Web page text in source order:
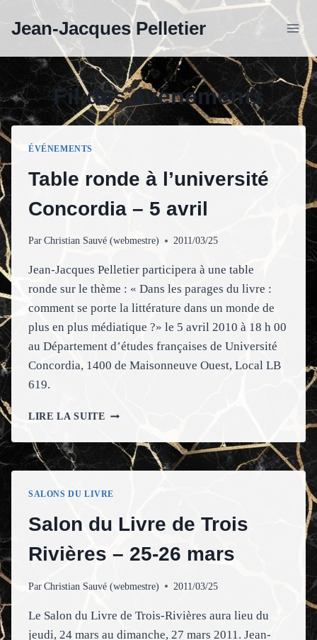
Jean-Jacques Pelletier
Fil des événements
ÉVÉNEMENTS
Table ronde à l’université
Concordia – 5 avril
Par Christian Sauvé (webmestre) 2011/03/25
Jean-Jacques Pelletier participera à une table
ronde sur le thème : « Dans les parages du livre :
comment se porte la littérature dans un monde de
plus en plus médiatique ?» le 5 avril 2010 à 18 h 00
au Département d’études françaises de Université
Concordia, 1400 de Maisonneuve Ouest, Local LB
619.
LIRE LA SUITE TABLE
À
L’UNIVERSITÉ
CONCORDIA
AVRIL
SALONS DU LIVRE
Salon du Livre de Trois
Rivières – 25-26 mars
Par Christian Sauvé (webmestre) 2011/03/25
Le Salon du Livre de Trois-Rivières aura lieu du
jeudi, 24 mars au dimanche, 27 mars 2011. Jean-